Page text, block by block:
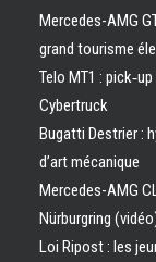
Mercedes-AMG
grand tourisme
Telo MT1 :
Cybertruck
Bugatti Destrier :
d’art mécanique
Mercedes-AMG
Nürburgring
Loi Ripost : les